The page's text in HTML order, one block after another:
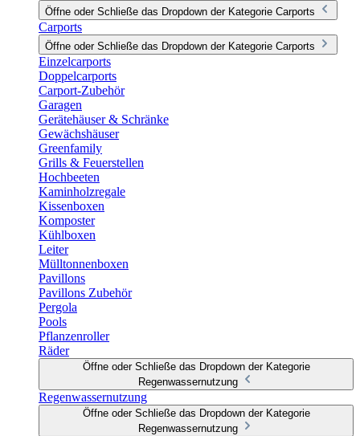
Öffne oder Schließe das Dropdown der Kategorie Carports
Carports
Öffne oder Schließe das Dropdown der Kategorie Carports
Einzelcarports
Doppelcarports
Carport-Zubehör
Garagen
Gerätehäuser & Schränke
Gewächshäuser
Greenfamily
Grills & Feuerstellen
Hochbeeten
Kaminholzregale
Kissenboxen
Komposter
Kühlboxen
Leiter
Mülltonnenboxen
Pavillons
Pavillons Zubehör
Pergola
Pools
Pflanzenroller
Räder
Öffne oder Schließe das Dropdown der Kategorie
Regenwassernutzung
Regenwassernutzung
Öffne oder Schließe das Dropdown der Kategorie
Regenwassernutzung